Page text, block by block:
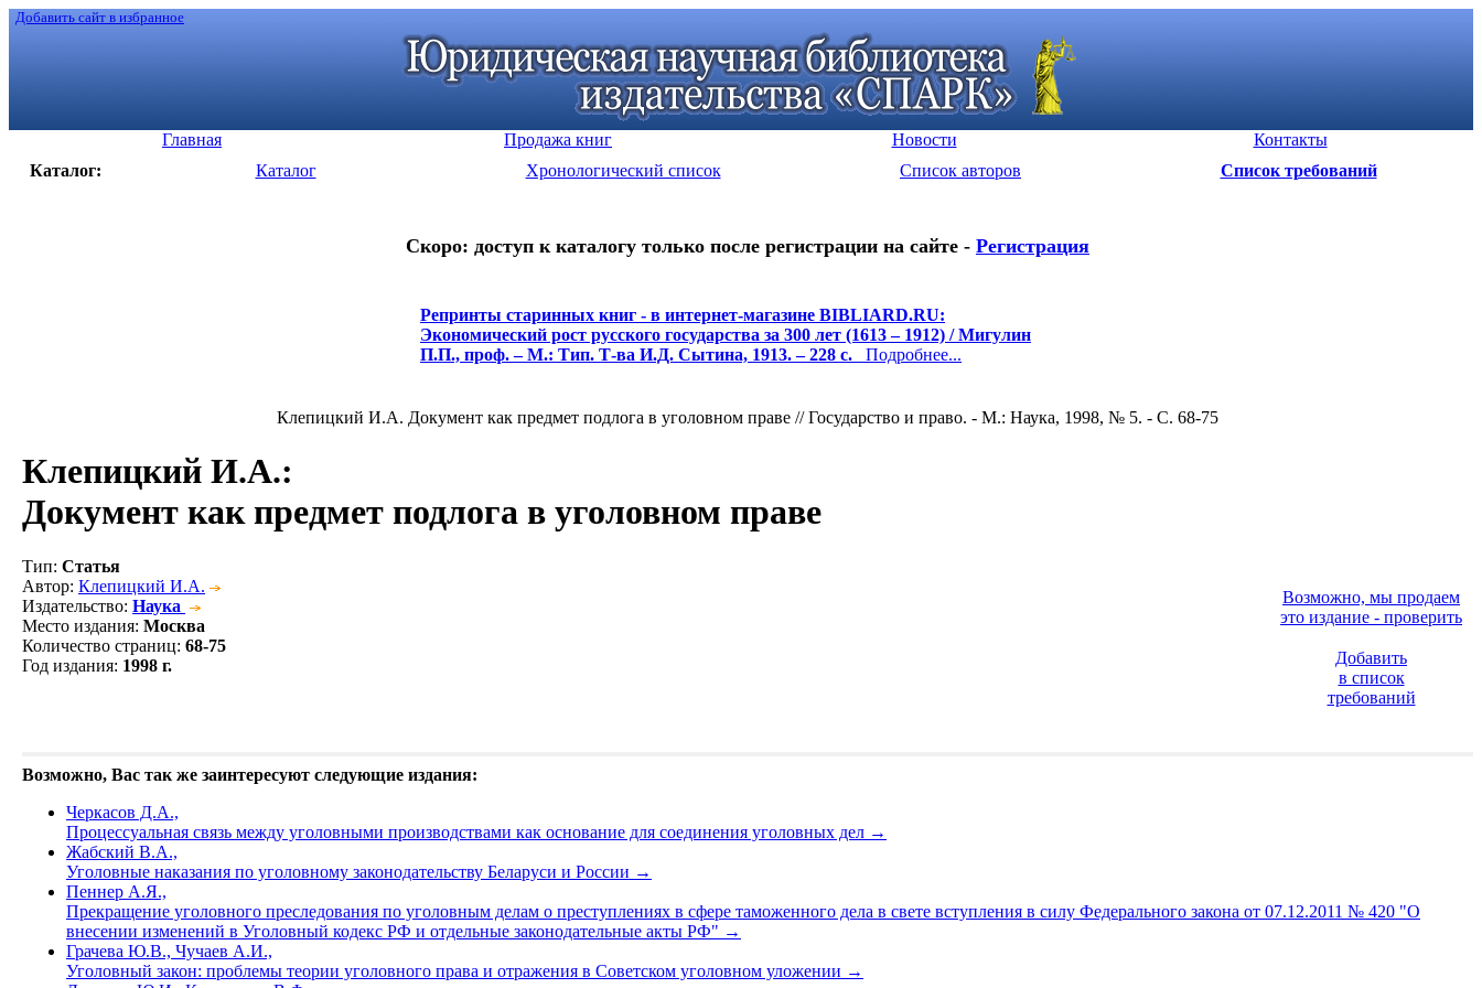
Добавить сайт в избранное
Главная Продажа книг Новости
Контакты
Каталог:
Каталог Хронологический список Список авторов Список требований
Скоро: доступ к каталогу только после регистрации на сайте - Регистрация
Репринты старинных книг - в интернет-магазине BIBLIARD.RU:
Экономический рост русского государства за 300 лет (1613 – 1912) / Мигулин
П.П., проф. – М.: Тип. Т-ва И.Д. Сытина, 1913. – 228 с. Подробнее...
Клепицкий И.А. Документ как предмет подлога в уголовном праве // Государство и право. - М.: Наука, 1998, № 5. - С. 68-75
Клепицкий И.А.:
Документ как предмет подлога в уголовном праве
Тип: Статья
Автор: Клепицкий И.А.
Издательство: Наука
Место издания: Москва
Количество страниц: 68-75
Год издания: 1998 г.
Возможно, мы продаем
это издание - проверить
Добавить
в список
требований
Возможно, Вас так же заинтересуют следующие издания:
Черкасов Д.А.,
Процессуальная связь между уголовными производствами как основание для соединения уголовных дел →
Жабский В.А.,
Уголовные наказания по уголовному законодательству Беларуси и России →
Пеннер А.Я.,
Прекращение уголовного преследования по уголовным делам о преступлениях в сфере таможенного дела в свете вступления в силу Федерального закона от 07.12.2011 № 420 "О
внесении изменений в Уголовный кодекс РФ и отдельные законодательные акты РФ" →
Грачева Ю.В., Чучаев А.И.,
Уголовный закон: проблемы теории уголовного права и отражения в Советском уголовном уложении →